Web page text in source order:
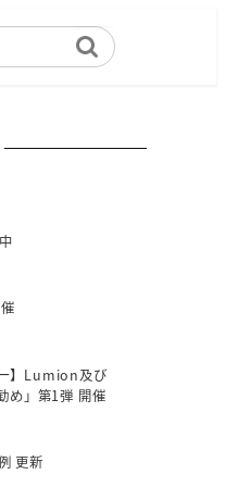
】Lumion及び
め」第1弾 開催
更新